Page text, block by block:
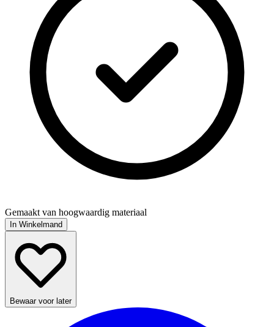
Gemaakt van hoogwaardig materiaal
In Winkelmand
Bewaar voor later